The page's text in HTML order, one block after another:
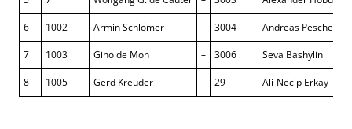
6 1002 Armin Schlömer – 3004 Andreas Peschel
7 1003 Gino de Mon – 3006 Seva Bashylin
8 1005 Gerd Kreuder – 29 Ali-Necip Erkay